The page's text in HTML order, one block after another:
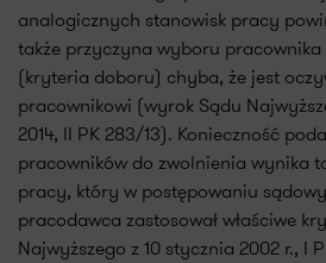
analogicznych stanowisk pracy
także przyczyna wyboru
(kryteria doboru) chyba, że jest
pracownikowi (wyrok Sądu
2014, II PK 283/13). Konieczność
pracowników do zwolnienia wynika
pracy, który w postępowaniu
pracodawca zastosował właściwe
Najwyższego z 10 stycznia 2002 r., I